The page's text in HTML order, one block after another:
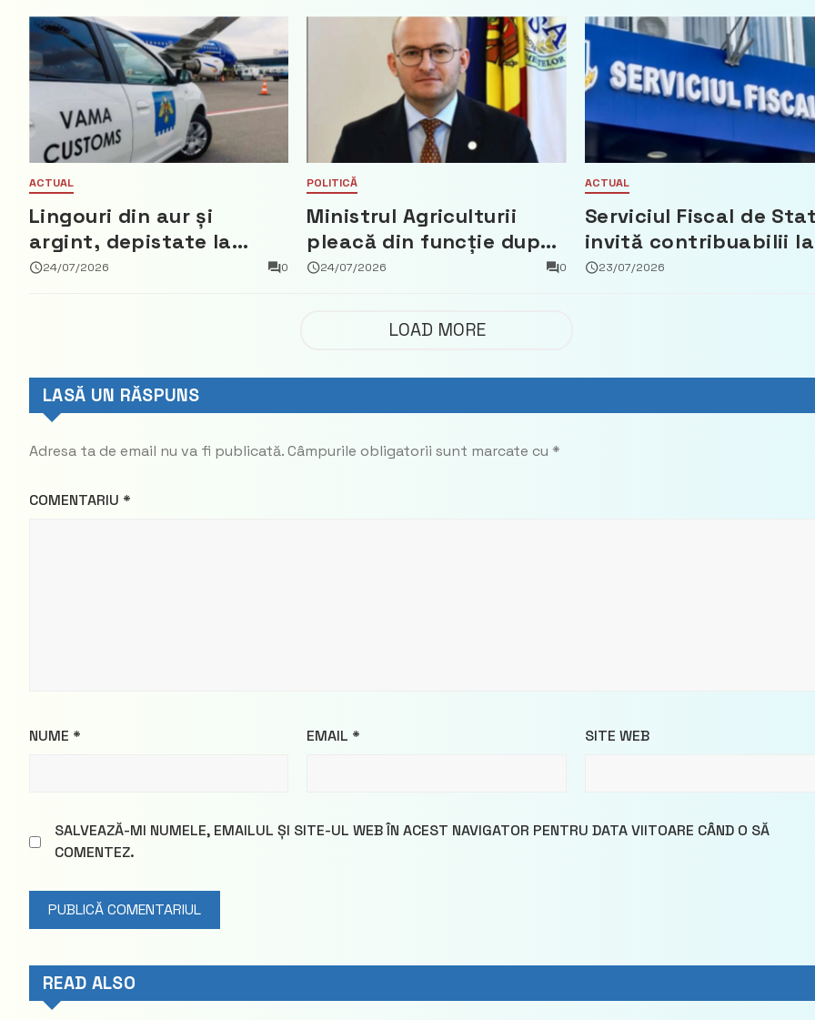
ACTUAL
Lingouri din aur și
argint, depistate la
vama Aeroport
24/07/2026 0
POLITICĂ
Ministrul Agriculturii
pleacă din funcție după
ce a negat că a făcut
Democrat
24/07/2026 0
ACTUAL
Serviciul Fiscal de
invită contribuabilii la
un webinar gratuit
23/07/2026
LOAD MORE
LASĂ UN RĂSPUNS
Adresa ta de email nu va fi publicată.Câmpurile obligatorii sunt marcate cu *
COMENTARIU *
NUME * EMAIL * SITE WEB
SALVEAZĂ-MI NUMELE, EMAILUL ȘI SITE-UL WEB ÎN ACEST NAVIGATOR PENTRU DATA VIITOARE CÂND O SĂ
COMENTEZ.
READ ALSO